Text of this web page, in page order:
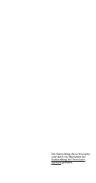
Die Entwicklung dieser Rezeptur
wird durch ein Stipendium der
Kulturstiftung des Freistaates
Sachsengefördert.